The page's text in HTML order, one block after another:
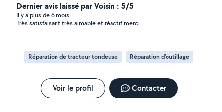
Dernier avis laissé par Voisin : 5/5
Il y a plus de 6 mois
Très satisfaisant très aimable et réactif merci
Réparation de tracteur tondeuse Réparation d’outillage
Voir le profil Contacter